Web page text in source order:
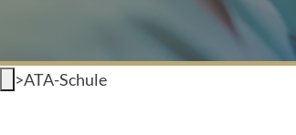
>ATA-Schule